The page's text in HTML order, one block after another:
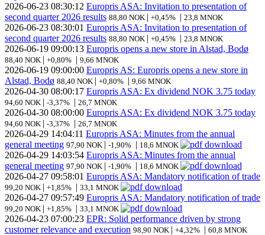
2026-06-23 08:30:12 Europris ASA: Invitation to presentation of
second quarter 2026 results 88,80 NOK | +0,45% | 23,8 MNOK
2026-06-23 08:30:01 Europris ASA: Invitation to presentation of
second quarter 2026 results 88,80 NOK | +0,45% | 23,8 MNOK
2026-06-19 09:00:13 Europris opens a new store in Alstad, Bodø
88,40 NOK | +0,80% | 9,66 MNOK
2026-06-19 09:00:00 Europris AS: Europris opens a new store in
Alstad, Bodø 88,40 NOK | +0,80% | 9,66 MNOK
2026-04-30 08:00:17 Europris ASA: Ex dividend NOK 3.75 today
94,60 NOK | -3,37% | 26,7 MNOK
2026-04-30 08:00:00 Europris ASA: Ex dividend NOK 3.75 today
94,60 NOK | -3,37% | 26,7 MNOK
2026-04-29 14:04:11 Europris ASA: Minutes from the annual
general meeting 97,90 NOK | -1,90% | 18,6 MNOK
2026-04-29 14:03:54 Europris ASA: Minutes from the annual
general meeting 97,90 NOK | -1,90% | 18,6 MNOK
2026-04-27 09:58:01 Europris ASA: Mandatory notification of trade
99,20 NOK | +1,85% | 33,1 MNOK
2026-04-27 09:57:49 Europris ASA: Mandatory notification of trade
99,20 NOK | +1,85% | 33,1 MNOK
2026-04-23 07:00:23 EPR: Solid performance driven by strong
customer relevance and execution 98,90 NOK | +4,32% | 60,8 MNOK